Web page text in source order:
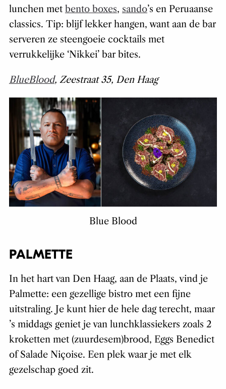
lunchen met bento boxes, sando’s en Peruaanse
classics. Tip: blijf lekker hangen, want aan de bar
serveren ze steengoeie cocktails met
verrukkelijke ‘Nikkei’ bar bites.
BlueBlood, Zeestraat 35, Den Haag
Blue Blood
PALMETTE
In het hart van Den Haag, aan de Plaats, vind je
Palmette: een gezellige bistro met een fijne
uitstraling. Je kunt hier de hele dag terecht, maar
’s middags geniet je van lunchklassiekers zoals 2
kroketten met (zuurdesem)brood, Eggs Benedict
of Salade Niçoise. Een plek waar je met elk
gezelschap goed zit.